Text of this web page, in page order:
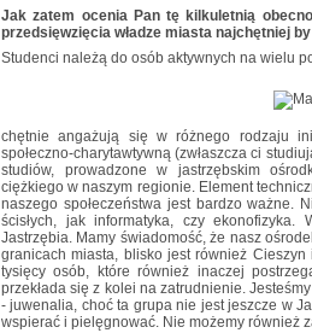
Jak zatem ocenia Pan tę kilkuletnią
przedsięwzięcia władze miasta najchętniej
Studenci należą do osób aktywnych na wielu
chętnie angażują się w różnego rodzaju
społeczno-charytawtywną (zwłaszcza ci
studiów, prowadzone w jastrzębskim
ciężkiego w naszym regionie. Element
naszego społeczeństwa jest bardzo ważne.
ścisłych, jak informatyka, czy
Jastrzębia. Mamy świadomość, że nasz
granicach miasta, blisko jest również
tysięcy osób, które również inaczej
przekłada się z kolei na zatrudnienie.
- juwenalia, choć ta grupa nie jest jeszcze w
wspierać i pielęgnować. Nie możemy również